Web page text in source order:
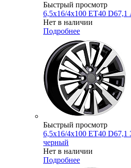
Быстрый просмотр
6,5x16/4x100 ET40
Нет в наличии
Подробнее
Быстрый просмотр
6,5x16/4x100 ET40
черный
Нет в наличии
Подробнее